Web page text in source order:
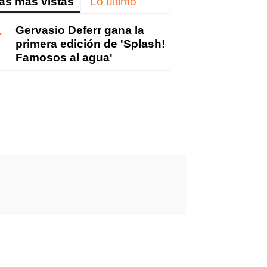
Gervasio Deferr gana la
primera edición de 'Splash!
Famosos al agua'